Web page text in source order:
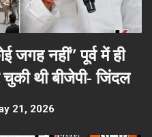
जगह नहीं” पूर्व में ही
थी बीजेपी- जिंदल
21, 2026